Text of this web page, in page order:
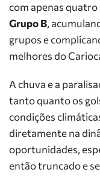
com apenas
Grupo B,
grupos e
melhores do
A chuva e a
tanto quanto os
condições
diretamente na
oportunidades,
então truncado e